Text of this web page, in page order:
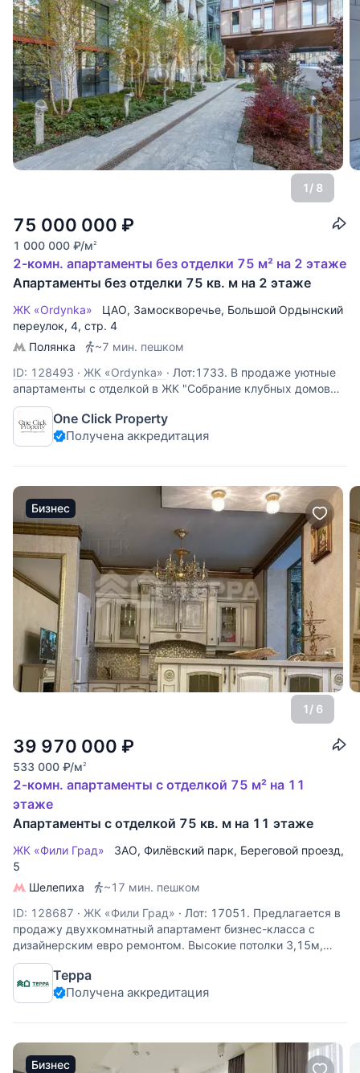
1/ 8
75 000 000 ₽
1 000 000 ₽/м2
2-комн. апартаменты без отделки 75 м² на 2 этаже
Апартаменты без отделки 75 кв. м на 2 этаже
ЖК «Ordynka» ЦАО, Замоскворечье, Большой Ордынский
переулок, 4, стр. 4
Полянка
~7 мин. пешком
ID: 128493 · ЖК «Ordynka» · Лот:1733. В продаже уютные
апартаменты с отделкой в ЖК "Собрание клубных домов
ORDYNKA". Планируется чистовая отделка и мебель под
ключ. Окончание ремонта - ноябрь 2022. В настоящий
момент состояние Вайт бокс. Продуманная планировка,
One Click Property
Получена аккредитация
Бизнес
1/ 6
39 970 000 ₽
533 000 ₽/м2
2-комн. апартаменты с отделкой 75 м² на 11
этаже
Апартаменты с отделкой 75 кв. м на 11 этаже
ЖК «Фили Град» ЗАО, Филёвский парк, Береговой проезд,
5
Шелепиха
~17 мин. пешком
ID: 128687 · ЖК «Фили Град» · Лот: 17051. Предлагается в
продажу двухкомнатный апартамент бизнес-класса с
дизайнерским евро ремонтом. Высокие потолки 3,15м,
ванная комната с джакузи и окном. Квартира полностью с
мебелью и техникой. Мебель итальянского производства.
Терра
Получена аккредитация
Бизнес